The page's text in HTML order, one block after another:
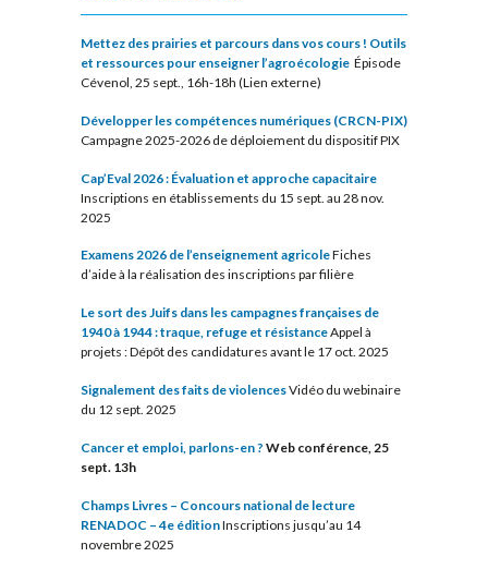
Mettez des prairies et parcours dans vos cours ! Outils
et ressources pour enseigner l’agroécologie Épisode
Cévenol, 25 sept., 16h-18h (Lien externe)
Développer les compétences numériques (CRCN-PIX)
Campagne 2025-2026 de déploiement du dispositif PIX
Cap’Eval 2026 : Évaluation et approche capacitaire
Inscriptions en établissements du 15 sept. au 28 nov.
2025
Examens 2026 de l’enseignement agricoleFiches
d’aide à la réalisation des inscriptions par filière
Le sort des Juifs dans les campagnes françaises de
1940 à 1944 : traque, refuge et résistanceAppel à
projets : Dépôt des candidatures avant le 17 oct. 2025
Signalement des faits de violencesVidéo du webinaire
du 12 sept. 2025
Cancer et emploi, parlons-en ? Web conférence, 25
sept. 13h
Champs Livres – Concours national de lecture
RENADOC – 4e éditionInscriptions jusqu’au 14
novembre 2025